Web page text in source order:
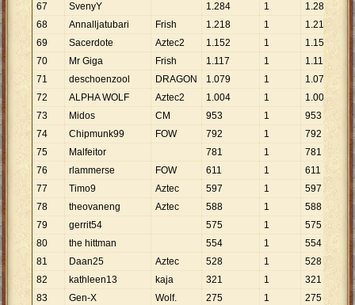
67
SvenyY 1.284 1 1.284
68
Annalljatubari Frish 1.218 1 1.218
69
Sacerdote Aztec2 1.152 1 1.152
70
Mr Giga Frish 1.117 1 1.117
71
deschoenzool DRAGON 1.079 1 1.079
72
ALPHA WOLF Aztec2 1.004 1 1.004
73
Midos CM 953 1
953
74
Chipmunk99 FOW 792 1
792
75
Malfeitor 781 1
781
76
rlammerse FOW 611 1
611
77
Timo9 Aztec 597 1
597
78
theovaneng Aztec 588 1
588
79
gerrit54 575 1
575
80
the hittman 554 1
554
81
Daan25 Aztec 528 1
528
82
kathleen13 kaja 321 1
321
83
Gen-X Wolf. 275 1
275